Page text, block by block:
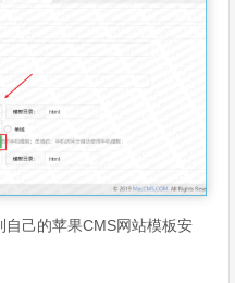
己的苹果CMS网站模板安